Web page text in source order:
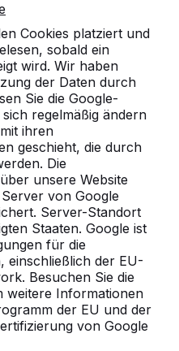
Cookies platziert und
sobald ein
wird. Wir haben
der Daten durch
Sie die Google-
regelmäßig ändern
ihren
geschieht, die durch
Die
unsere Website
von Google
Server-Standort
Staaten. Google ist
für die
einschließlich der EU-
Besuchen Sie die
weitere Informationen
der EU und der
von Google
möchten uns
Bearbeitung,
der Picknicksets
und bedauern
zur Zeit nicht zum
die Witterung
Bilder senden.
noch
und die
dem Fahrer
Übersicht und
befahren hat,
und an Ort und
Erfahrungen
Gut , wir sind
in ganz Europa
Sie hier, wo Sie
Nähe finden.